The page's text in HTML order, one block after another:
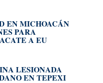
EN MICHOACÁN
PARA
A EU
LESIONADA
EN TEPEXI